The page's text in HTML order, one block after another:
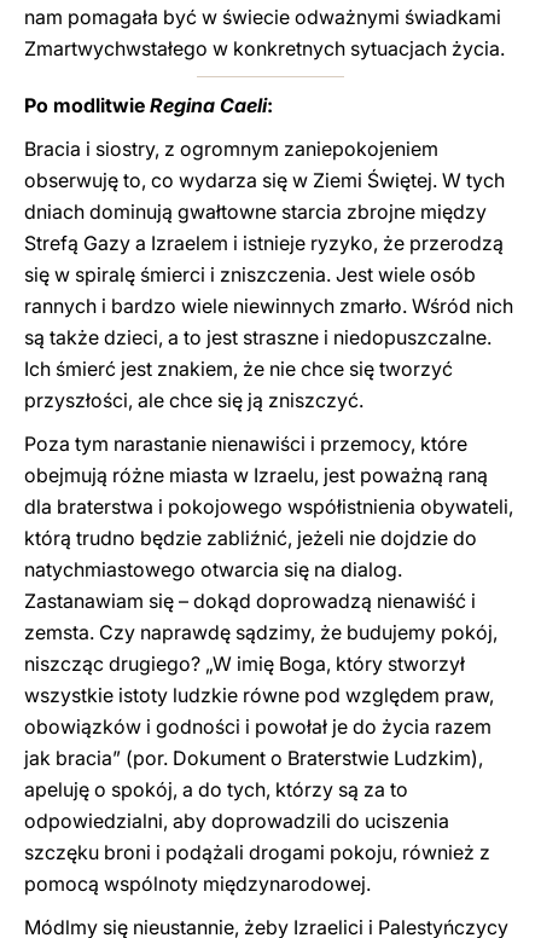
nam pomagała być w świecie odważnymi świadkami
Zmartwychwstałego w konkretnych sytuacjach życia.
Po modlitwie Regina Caeli:
Bracia i siostry, z ogromnym zaniepokojeniem
obserwuję to, co wydarza się w Ziemi Świętej. W tych
dniach dominują gwałtowne starcia zbrojne między
Strefą Gazy a Izraelem i istnieje ryzyko, że przerodzą
się w spiralę śmierci i zniszczenia. Jest wiele osób
rannych i bardzo wiele niewinnych zmarło. Wśród nich
są także dzieci, a to jest straszne i niedopuszczalne.
Ich śmierć jest znakiem, że nie chce się tworzyć
przyszłości, ale chce się ją zniszczyć.
Poza tym narastanie nienawiści i przemocy, które
obejmują różne miasta w Izraelu, jest poważną raną
dla braterstwa i pokojowego współistnienia obywateli,
którą trudno będzie zabliźnić, jeżeli nie dojdzie do
natychmiastowego otwarcia się na dialog.
Zastanawiam się – dokąd doprowadzą nienawiść i
zemsta. Czy naprawdę sądzimy, że budujemy pokój,
niszcząc drugiego? „W imię Boga, który stworzył
wszystkie istoty ludzkie równe pod względem praw,
obowiązków i godności i powołał je do życia razem
jak bracia” (por. Dokument o Braterstwie Ludzkim),
apeluję o spokój, a do tych, którzy są za to
odpowiedzialni, aby doprowadzili do uciszenia
szczęku broni i podążali drogami pokoju, również z
pomocą wspólnoty międzynarodowej.
Módlmy się nieustannie, żeby Izraelici i Palestyńczycy